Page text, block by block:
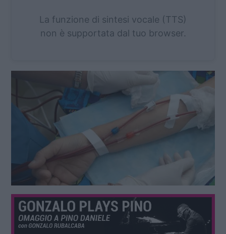
La funzione di sintesi vocale (TTS)
non è supportata dal tuo browser.